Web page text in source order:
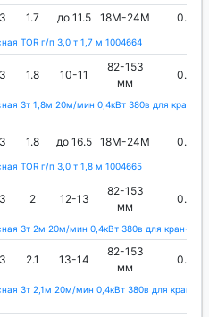
3 1.7 до 11.5 18М-24М 0.4
TOR г/п 3,0 т 1,7 м 1004664
3 1.8 10-11
82-153
мм
0.4
3т 1,8м 20м/мин 0,4кВт 380в для кран-
3 1.8 до 16.5 18М-24М 0.4
TOR г/п 3,0 т 1,8 м 1004665
3 2 12-13
82-153
мм
0.4
3т 2м 20м/мин 0,4кВт 380в для кран-
3 2.1 13-14
82-153
мм
0.4
3т 2,1м 20м/мин 0,4кВт 380в для кран-